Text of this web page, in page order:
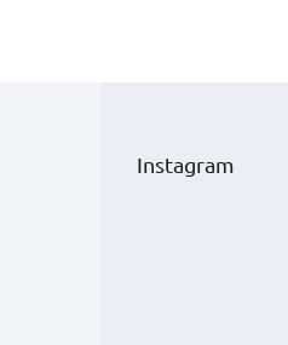
Instagram